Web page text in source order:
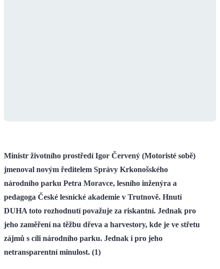
Ministr životního prostředí Igor Červený (Motoristé sobě)
jmenoval novým ředitelem Správy Krkonošského
národního parku Petra Moravce, lesního inženýra a
pedagoga České lesnické akademie v Trutnově. Hnutí
DUHA toto rozhodnutí považuje za riskantní. Jednak pro
jeho zaměření na těžbu dřeva a harvestory, kde je ve střetu
zájmů s cíli národního parku. Jednak i pro jeho
netransparentní minulost. (1)